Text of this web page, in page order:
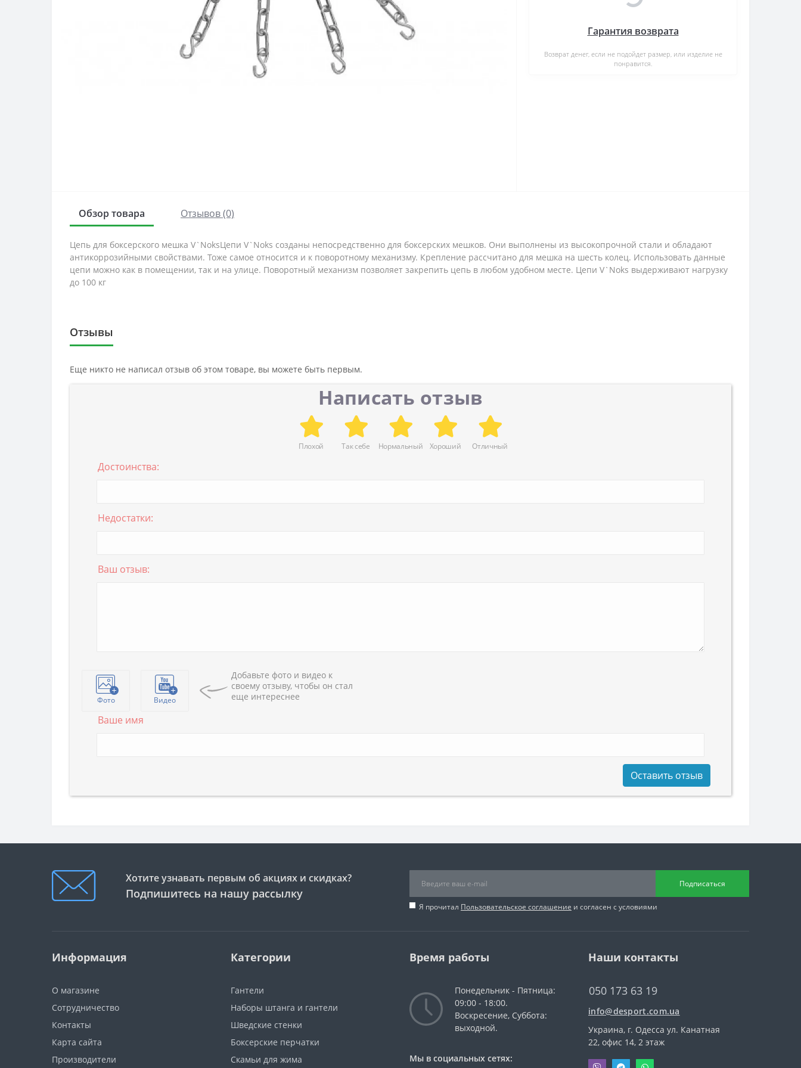
Гарантия возврата
Возврат денег, если не подойдет размер, или изделие не
понравится.
Обзор товара Отзывов (0)
Цепь для боксерского мешка V`NoksЦепи V`Noks созданы непосредственно для боксерских мешков. Они выполнены из высокопрочной стали и обладают
антикоррозийными свойствами. Тоже самое относится и к поворотному механизму. Крепление рассчитано для мешка на шесть колец. Использовать данные
цепи можно как в помещении, так и на улице. Поворотный механизм позволяет закрепить цепь в любом удобном месте. Цепи V`Noks выдерживают нагрузку
до 100 кг
Отзывы
Еще никто не написал отзыв об этом товаре, вы можете быть первым.
Написать отзыв
Плохой Так себе Нормальный Хороший Отличный
Достоинства:
Недостатки:
Ваш отзыв:
Фото Видео
Добавьте фото и видео к
своему отзыву, чтобы он стал
еще интереснее
Ваше имя
Оставить отзыв
Хотите узнавать первым об акциях и скидках?
Подпишитесь на нашу рассылку
Подписаться
Я прочитал Пользовательское соглашение и согласен с условиями
Информация
О магазине
Сотрудничество
Контакты
Карта сайта
Производители
Категории
Гантели
Наборы штанга и гантели
Шведские стенки
Боксерские перчатки
Скамьи для жима
Время работы
Понедельник - Пятница:
09:00 - 18:00.
Воскресение, Суббота:
выходной.
Мы в социальных сетях:
Наши контакты
050 173 63 19
info@desport.com.ua
Украина, г. Одесса ул. Канатная
22, офис 14, 2 этаж